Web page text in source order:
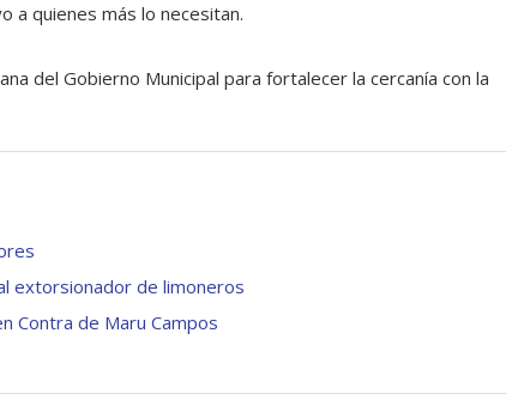
a quienes más lo necesitan.
del Gobierno Municipal para fortalecer la cercanía con la
extorsionador de limoneros
Contra de Maru Campos